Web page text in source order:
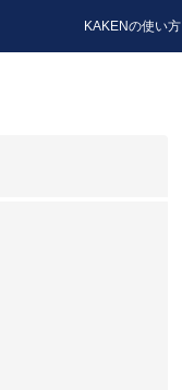
KAKENの使い方